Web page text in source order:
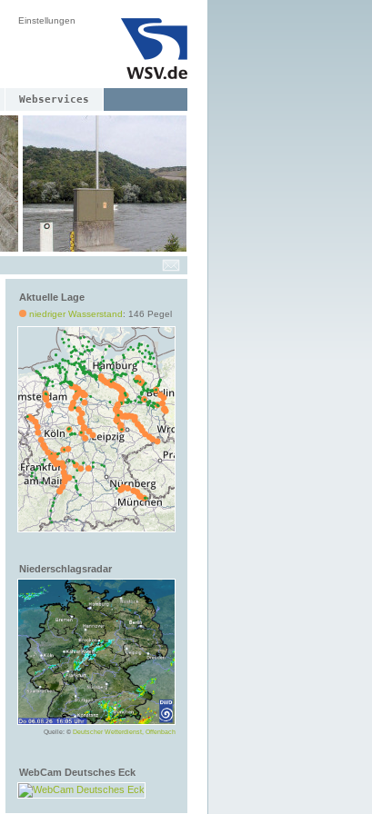
Einstellungen
Webservices
Aktuelle Lage
niedriger Wasserstand: 146 Pegel
Niederschlagsradar
Quelle: © Deutscher Wetterdienst, Offenbach
WebCam Deutsches Eck